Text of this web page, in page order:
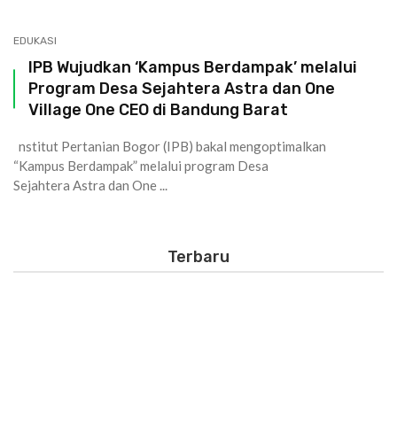
EDUKASI
IPB Wujudkan ‘Kampus Berdampak’ melalui
Program Desa Sejahtera Astra dan One
Village One CEO di Bandung Barat
nstitut Pertanian Bogor (IPB) bakal mengoptimalkan
“Kampus Berdampak” melalui program Desa
Sejahtera Astra dan One ...
Terbaru